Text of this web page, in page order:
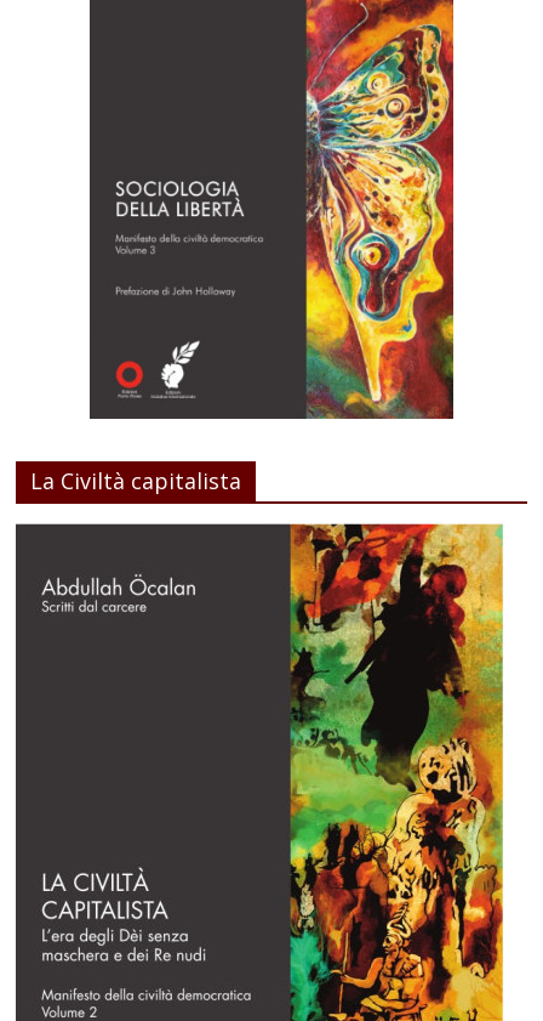
La Civiltà capitalista